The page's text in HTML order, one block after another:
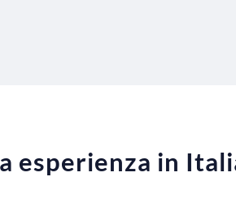
esperienza in